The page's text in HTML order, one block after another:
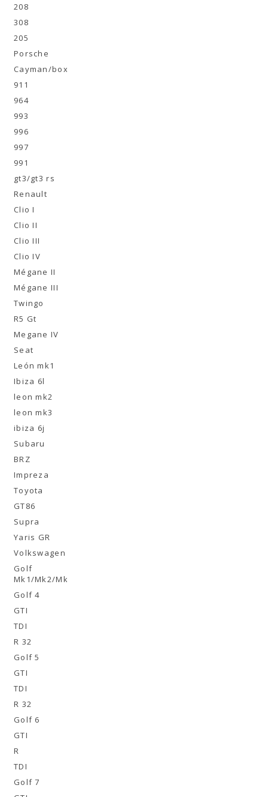
208
308
205
Porsche
Cayman/boxster
911
964
993
996
997
991
gt3/gt3 rs
Renault
Clio I
Clio II
Clio III
Clio IV
Mégane II
Mégane III
Twingo
R5 Gt
Megane IV
Seat
León mk1
Ibiza 6l
leon mk2
leon mk3
ibiza 6j
Subaru
BRZ
Impreza
Toyota
GT86
Supra
Yaris GR
Volkswagen
Golf
Mk1/Mk2/Mk3
Golf 4
GTI
TDI
R 32
Golf 5
GTI
TDI
R 32
Golf 6
GTI
R
TDI
Golf 7